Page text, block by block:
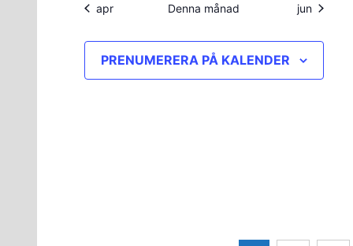
apr Denna månad jun
PRENUMERERA PÅ KALENDER